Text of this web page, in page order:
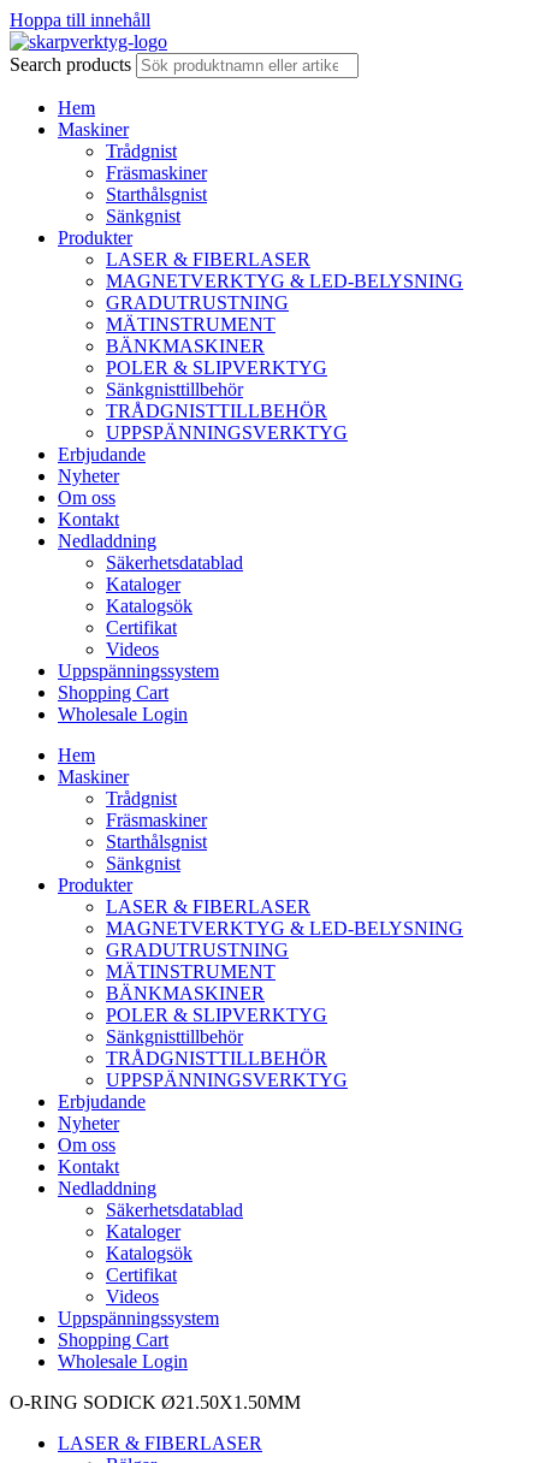
Hoppa till innehåll
Search products
Hem
Maskiner
Trådgnist
Fräsmaskiner
Starthålsgnist
Sänkgnist
Produkter
LASER & FIBERLASER
MAGNETVERKTYG & LED-BELYSNING
GRADUTRUSTNING
MÄTINSTRUMENT
BÄNKMASKINER
POLER & SLIPVERKTYG
Sänkgnisttillbehör
TRÅDGNISTTILLBEHÖR
UPPSPÄNNINGSVERKTYG
Erbjudande
Nyheter
Om oss
Kontakt
Nedladdning
Säkerhetsdatablad
Kataloger
Katalogsök
Certifikat
Videos
Uppspänningssystem
Shopping Cart
Wholesale Login
Hem
Maskiner
Trådgnist
Fräsmaskiner
Starthålsgnist
Sänkgnist
Produkter
LASER & FIBERLASER
MAGNETVERKTYG & LED-BELYSNING
GRADUTRUSTNING
MÄTINSTRUMENT
BÄNKMASKINER
POLER & SLIPVERKTYG
Sänkgnisttillbehör
TRÅDGNISTTILLBEHÖR
UPPSPÄNNINGSVERKTYG
Erbjudande
Nyheter
Om oss
Kontakt
Nedladdning
Säkerhetsdatablad
Kataloger
Katalogsök
Certifikat
Videos
Uppspänningssystem
Shopping Cart
Wholesale Login
O-RING SODICK Ø21.50X1.50MM
LASER & FIBERLASER